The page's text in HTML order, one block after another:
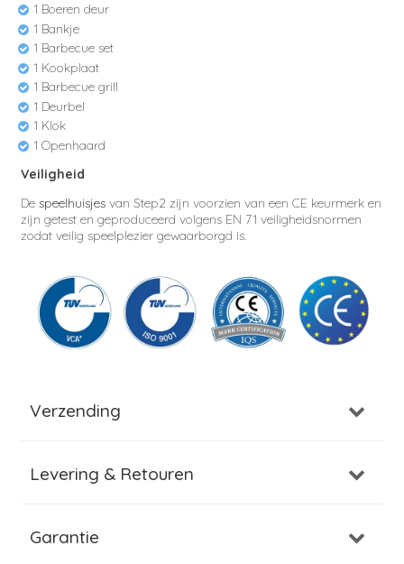
1 Boeren deur
1 Bankje
1 Barbecue set
1 Kookplaat
1 Barbecue grill
1 Deurbel
1 Klok
1 Openhaard
Veiligheid
De speelhuisjes van Step2 zijn voorzien van een CE keurmerk en
zijn getest en geproduceerd volgens EN 71 veiligheidsnormen
zodat veilig speelplezier gewaarborgd is.
Verzending
Levering & Retouren
Garantie